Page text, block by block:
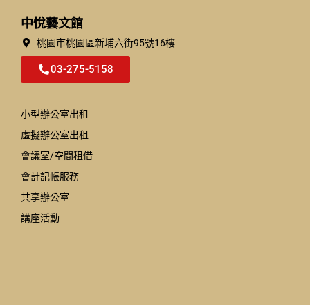
中悅藝文館
桃園市桃園區新埔六街95號16樓
03-275-5158
小型辦公室出租
虛擬辦公室出租
會議室/空間租借
會計記帳服務
共享辦公室
講座活動